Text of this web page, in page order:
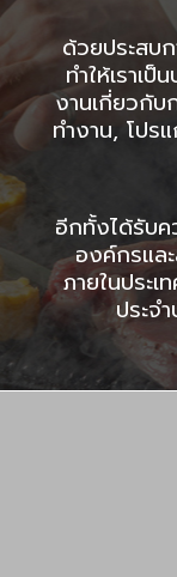
ด้วยประสบ
ทำให้เราเ
งานเกี่ยวกับ
ทำงาน, โปร
อีกทั้งได้รับค
องค์กรแล
ภายในประ
ประจ